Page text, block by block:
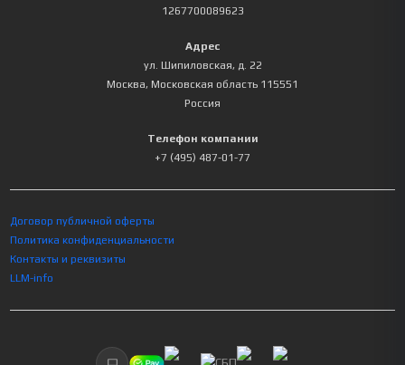
1267700089623
Адрес
ул. Шипиловская, д. 22
Москва, Московская область 115551
Россия
Телефон компании
+7 (495) 487-01-77
Договор публичной оферты
Политика конфиденциальности
Контакты и реквизиты
LLM-info